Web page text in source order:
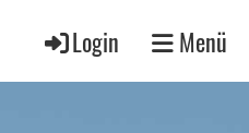
Login Menü